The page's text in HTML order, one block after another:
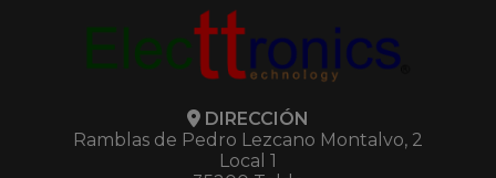
DIRECCIÓN
Ramblas de Pedro Lezcano Montalvo, 2
Local 1